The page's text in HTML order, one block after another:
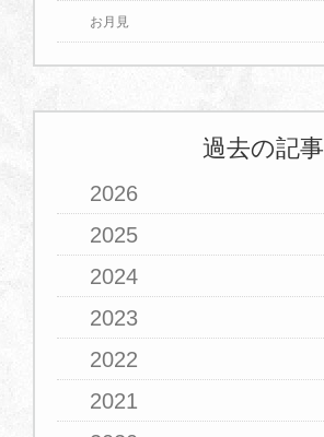
お月見
過去の記事
2026
2025
2024
2023
2022
2021